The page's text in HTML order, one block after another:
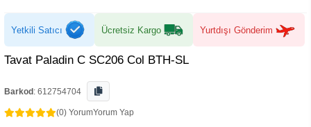
Yetkili Satıcı Ücretsiz Kargo Yurtdışı Gönderim
Tavat Paladin C SC206 Col BTH-SL
Barkod : 612754704
(0) YorumYorum Yap